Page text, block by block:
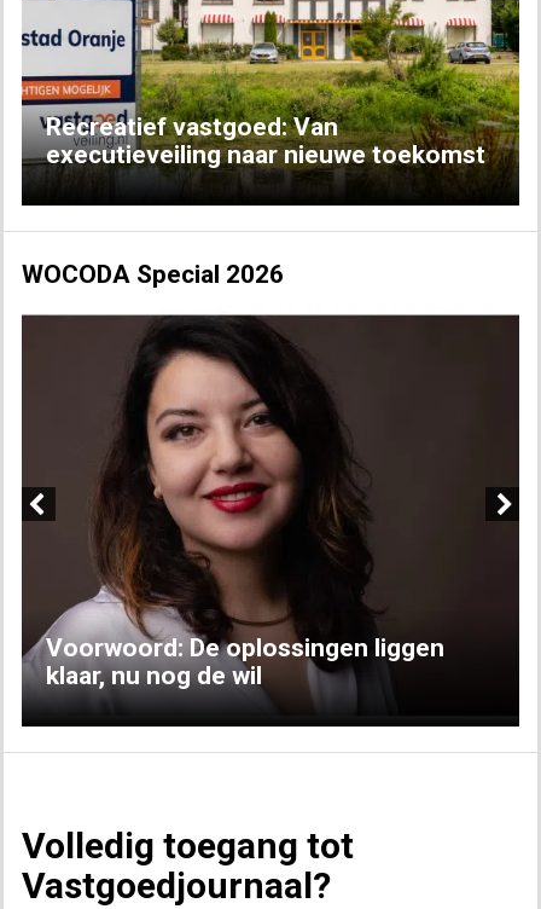
Recreatief vastgoed: Van
executieveiling naar nieuwe toekomst
Next
WOCODA Special 2026
Voorwoord: De oplossingen liggen
klaar, nu nog de wil
Volledig toegang tot
Vastgoedjournaal?